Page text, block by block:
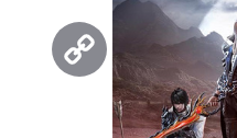
Threads
Copy